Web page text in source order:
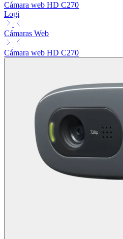
Cámara web HD C270
Logi
Cámaras Web
Cámara web HD C270